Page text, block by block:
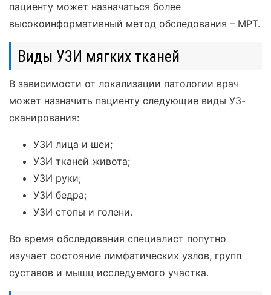
пациенту может назначаться более
высокоинформативный метод обследования – МРТ.
Виды УЗИ мягких тканей
В зависимости от локализации патологии врач
может назначить пациенту следующие виды УЗ-
сканирования:
УЗИ лица и шеи;
УЗИ тканей живота;
УЗИ руки;
УЗИ бедра;
УЗИ стопы и голени.
Во время обследования специалист попутно
изучает состояние лимфатических узлов, групп
суставов и мышц исследуемого участка.